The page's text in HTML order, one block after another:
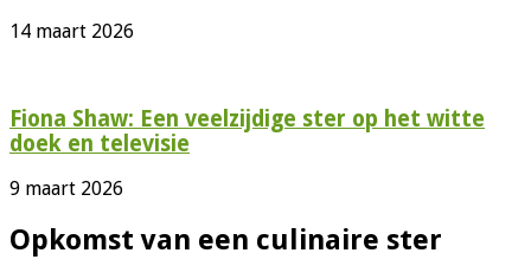
14 maart 2026
Fiona Shaw: Een veelzijdige ster op het witte
doek en televisie
9 maart 2026
Opkomst van een culinaire ster